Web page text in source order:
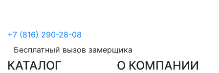
+7 (816) 290-28-08
Бесплатный вызов замерщика
КАТАЛОГ О КОМПАНИИ